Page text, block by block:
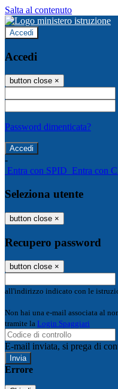
Salta al contenuto
Accedi
Accedi
button close ×
Password dimenticata?
-
Entra con SPID Entra con
Seleziona utente
button close ×
Recupero password
button close ×
all'indirizzo indicato con le
Non hai una e-mail associata al
tramite la Login Spaggiari
E-mail inviata, si prega di
Errore